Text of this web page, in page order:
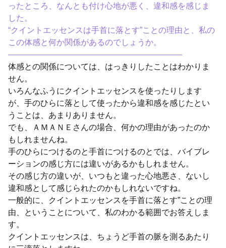
ったところ、なんとも付け心地が悪く、違和感を感じま
した。
“クイントエッセンスは手首に落とす”ことの理由と、私の
この体感と何か関係があるのでしょうか。
—————————————————————–
体感との関係については、はっきりしたことはわかりま
せん。
いろんなふうにクイントエッセンスを使ったりします
が、手のひらに落として使ったから違和感を感じたとい
うことは、あまりありません。
でも、ＡＭＡＮＥさんの場合、何かの理由があったのか
もしれませんね。
手のひらにつけるのと手首につけるのとでは、バイブレ
ーションの感じ方には違いがあるかもしれません。
その感じ方の違いが、いつもと違った心地悪さ、ないし
違和感として感じられたのかもしれないですね。
一般的に、クイントエッセンスを手首に落とす”ことの理
由、ということについて、私のわかる範囲でお答えしま
す。
クイントエッセンスは、ちょうど手首の脈を測るあたり